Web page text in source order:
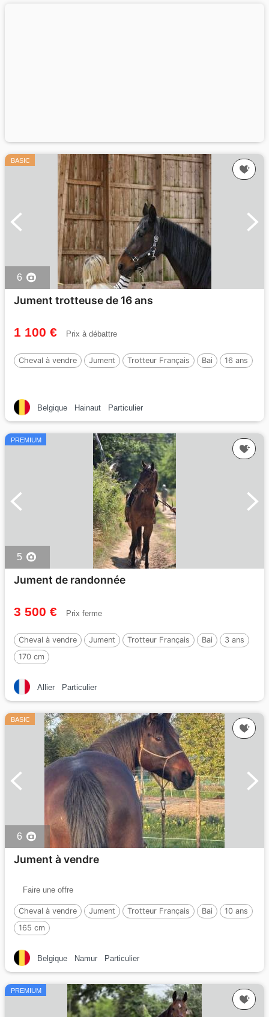
BASIC
6
Jument trotteuse de 16 ans
1 100 € Prix à débattre
Cheval à vendre Jument Trotteur Français Bai 16 ans
Belgique Hainaut Particulier
PREMIUM
5
Jument de randonnée
3 500 € Prix ferme
Cheval à vendre Jument Trotteur Français Bai
3 ans
170 cm
Allier Particulier
BASIC
6
Jument à vendre
Faire une offre
Cheval à vendre Jument Trotteur Français Bai
10 ans
165 cm
Belgique Namur Particulier
PREMIUM